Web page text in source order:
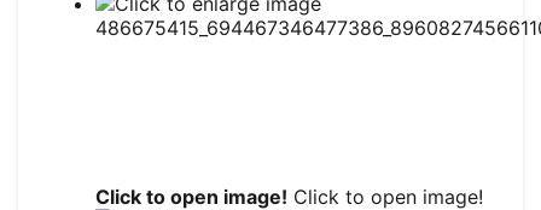
Click to open image! Click to open image!